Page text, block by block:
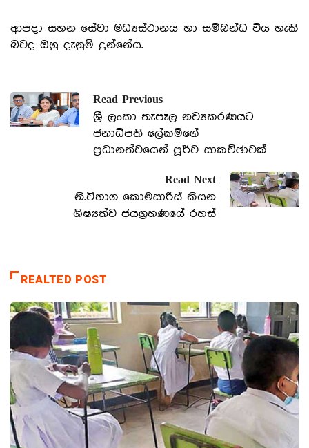
ආපදා සහන සේවා මධ්‍යස්ථානය හා සම්බන්ධ විය හැකි
බවද ඔහු දැනුම් දුන්නේය.
Read Previous
ශ්‍රී ලංකා තැපෑල නව්‍යකරණයට
ජනාධිපති ලේකම්ගේ
ප්‍රධානත්වයෙන් පූර්ව සාකච්ඡාවක්
Read Next
නි.විභාග කොමසාරිස් කියන
ශිෂ්‍යත්ව ජයග්‍රහණයේ රහස්
REALTED POST